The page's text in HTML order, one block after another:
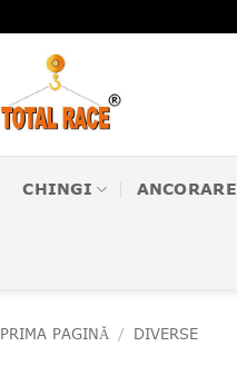
CHINGI ANCORARE
PRIMA PAGINĂ / DIVERSE